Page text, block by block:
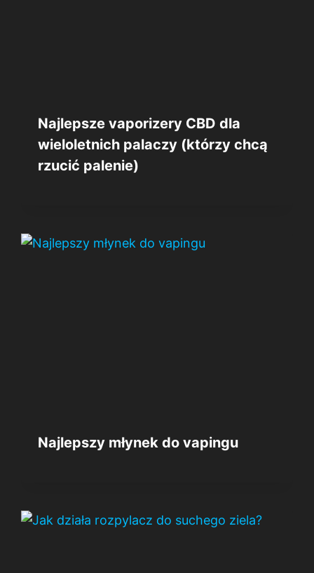
Najlepsze vaporizery CBD dla
wieloletnich palaczy (którzy chcą
rzucić palenie)
Najlepszy młynek do vapingu